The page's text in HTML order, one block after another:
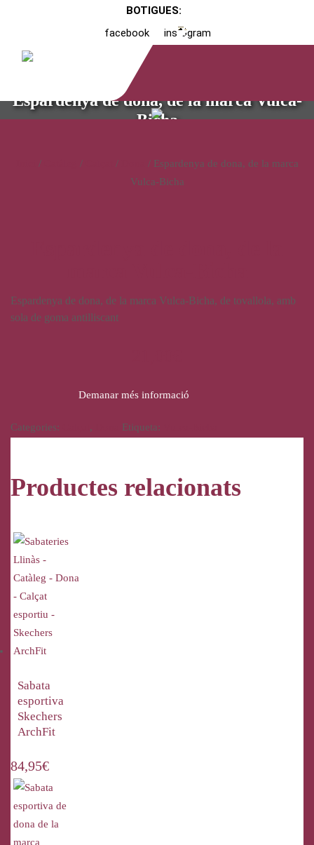
BOTIGUES:
facebook
instagram
Espardenya de dona, de la marca Vulca-
Bicha
/ / /
/ Espardenya de dona, de la marca
Vulca-Bicha
Espardenya de dona, de la marca Vulca-Bicha, de tovallola, amb
sola de goma antilliscant
Demanar més informació
Categories: , Etiqueta:
Productes relacionats
Sabata
esportiva
Skechers
ArchFit
84,95€